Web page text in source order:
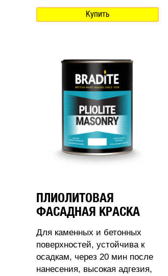
Купить
ПЛИОЛИТОВАЯ
ФАСАДНАЯ КРАСКА
Для каменных и бетонных
поверхностей, устойчива к
осадкам, через 20 мин после
нанесения, высокая адгезия,